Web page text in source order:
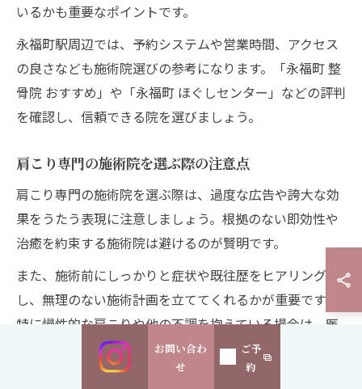
いるかも重要なポイントです。
永福町駅周辺では、予約システムや営業時間、アクセス
の良さなども施術院選びの参考になります。「永福町 整
骨院 おすすめ」や「永福町 ほぐしセンター」などの評判
を確認し、信頼できる院を選びましょう。
肩こり専門の施術院を選ぶ際の注意点
肩こり専門の施術院を選ぶ際は、過度な広告や誇大な効
果をうたう表現に注意しましょう。根拠のない即効性や
治癒を約束する施術院は避けるのが賢明です。
また、施術前にしっかりと症状や既往歴をヒアリング
し、無理のない施術計画を立ててくれるかが重要です。
特に慢性的な肩こりや他の不調を抱えている場合は、医
療機関との連携や紹介体制が整っているかも確認しまし
お問い合わ
せ
ご予
約